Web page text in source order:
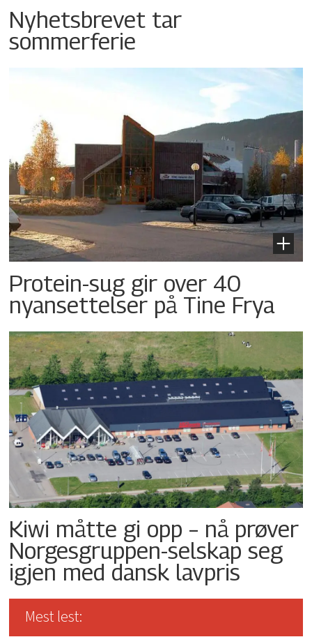
Nyhetsbrevet tar
sommerferie
Protein-sug gir over 40
nyansettelser på Tine Frya
Kiwi måtte gi opp – nå prøver
Norgesgruppen-selskap seg
igjen med dansk lavpris
Mest lest: